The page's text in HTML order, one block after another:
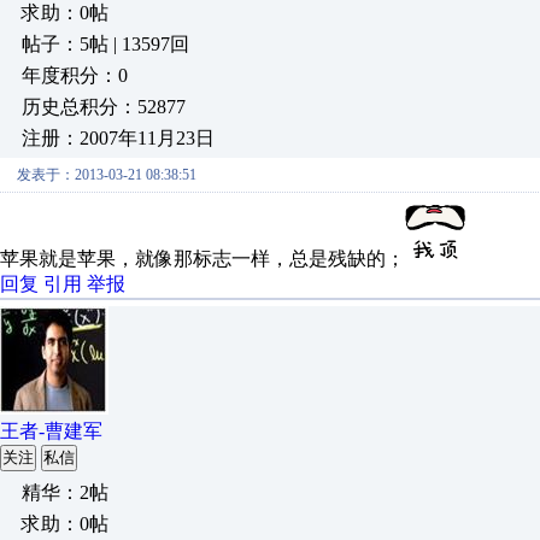
求助：0帖
帖子：5帖 | 13597回
年度积分：0
历史总积分：52877
注册：2007年11月23日
发表于：2013-03-21 08:38:51
苹果就是苹果，就像那标志一样，总是残缺的；
回复 引用 举报
王者-曹建军
关注 私信
精华：2帖
求助：0帖